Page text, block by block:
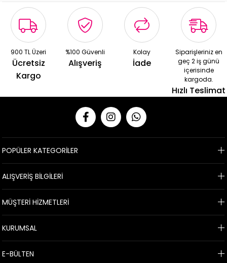
900 TL Üzeri
Ücretsiz
Kargo
%100 Güvenli
Alışveriş
Kolay
İade
Siparişleriniz en
geç 2 iş günü
içerisinde
kargoda.
Hızlı Teslimat
POPÜLER KATEGORİLER
ALIŞVERİŞ BİLGİLERİ
MÜŞTERİ HİZMETLERİ
KURUMSAL
E-BÜLTEN